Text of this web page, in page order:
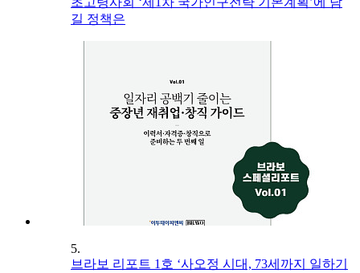
길 정책은
5.
브라보 리포트 1호 ‘사오정 시대, 73세까지 일하기